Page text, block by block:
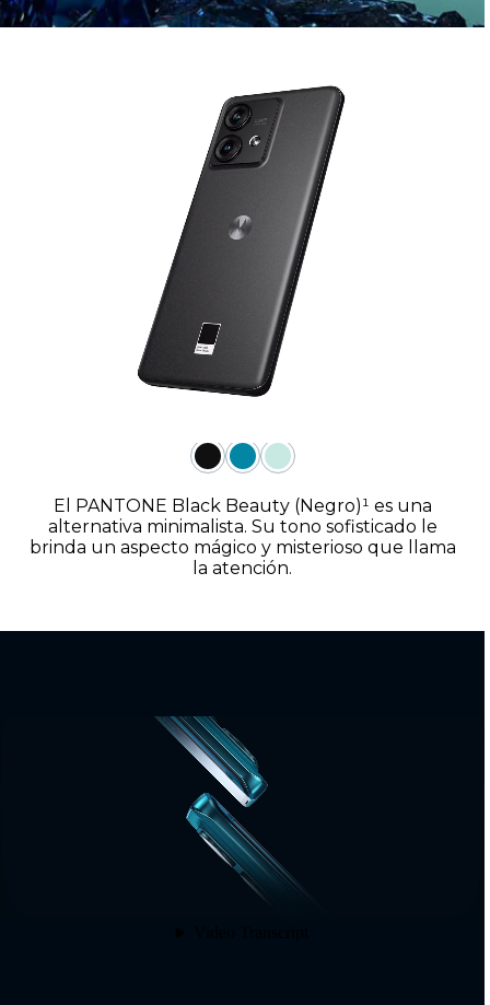
El PANTONE Black Beauty (Negro)¹ es una
alternativa minimalista. Su tono sofisticado le
brinda un aspecto mágico y misterioso que llama
la atención.